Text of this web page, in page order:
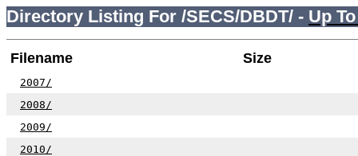
Directory Listing For /SECS/DBDT/ - Up
Filename Size
2007/
2008/
2009/
2010/